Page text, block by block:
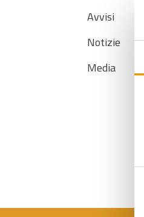
Avvisi
Notizie
Media